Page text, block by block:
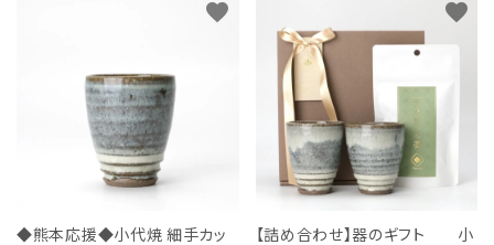
◆熊本応援◆小代焼 細手カッ
favorite
【詰め合わせ】器のギフト 小
favorite